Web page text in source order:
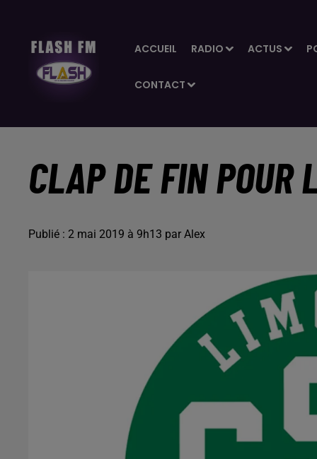
ACCUEIL RADIO ACTUS
CONTACT
CLAP DE FIN POUR
Publié : 2 mai 2019 à 9h13 par Alex